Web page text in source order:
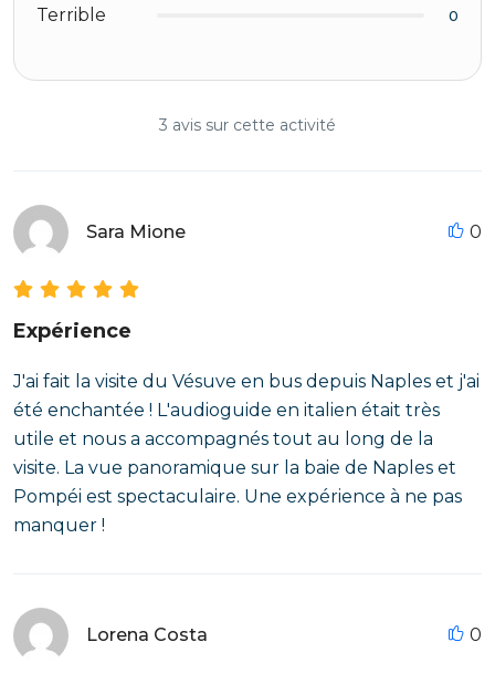
Terrible 0
3 avis sur cette activité
Sara Mione 0
Expérience
J'ai fait la visite du Vésuve en bus depuis Naples et j'ai
été enchantée ! L'audioguide en italien était très
utile et nous a accompagnés tout au long de la
visite. La vue panoramique sur la baie de Naples et
Pompéi est spectaculaire. Une expérience à ne pas
manquer !
Lorena Costa 0